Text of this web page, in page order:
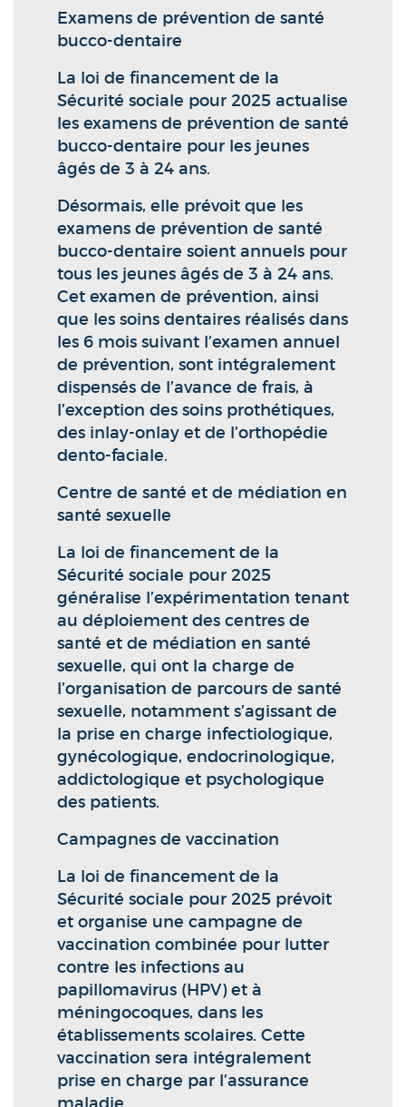
Examens de prévention de santé
bucco-dentaire
La loi de financement de la
Sécurité sociale pour 2025 actualise
les examens de prévention de santé
bucco-dentaire pour les jeunes
âgés de 3 à 24 ans.
Désormais, elle prévoit que les
examens de prévention de santé
bucco-dentaire soient annuels pour
tous les jeunes âgés de 3 à 24 ans.
Cet examen de prévention, ainsi
que les soins dentaires réalisés dans
les 6 mois suivant l’examen annuel
de prévention, sont intégralement
dispensés de l’avance de frais, à
l’exception des soins prothétiques,
des inlay-onlay et de l’orthopédie
dento-faciale.
Centre de santé et de médiation en
santé sexuelle
La loi de financement de la
Sécurité sociale pour 2025
généralise l’expérimentation tenant
au déploiement des centres de
santé et de médiation en santé
sexuelle, qui ont la charge de
l’organisation de parcours de santé
sexuelle, notamment s’agissant de
la prise en charge infectiologique,
gynécologique, endocrinologique,
addictologique et psychologique
des patients.
Campagnes de vaccination
La loi de financement de la
Sécurité sociale pour 2025 prévoit
et organise une campagne de
vaccination combinée pour lutter
contre les infections au
papillomavirus (HPV) et à
méningocoques, dans les
établissements scolaires. Cette
vaccination sera intégralement
prise en charge par l’assurance